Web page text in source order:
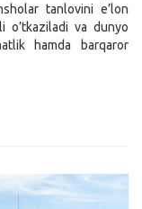
tanlovini e’lon
o’tkaziladi va dunyo
hamda barqaror